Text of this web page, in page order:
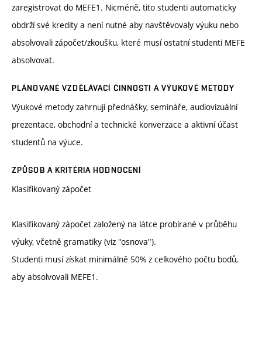
zaregistrovat do MEFE1. Nicméně, tito studenti automaticky
obdrží své kredity a není nutné aby navštěvovaly výuku nebo
absolvovali zápočet/zkoušku, které musí ostatní studenti MEFE
absolvovat.
PLÁNOVANÉ VZDĚLÁVACÍ ČINNOSTI A VÝUKOVÉ METODY
Výukové metody zahrnují přednášky, semináře, audiovizuální
prezentace, obchodní a technické konverzace a aktivní účast
studentů na výuce.
ZPŮSOB A KRITÉRIA HODNOCENÍ
Klasifikovaný zápočet
Klasifikovaný zápočet založený na látce probírané v průběhu
výuky, včetně gramatiky (viz "osnova").
Studenti musí získat minimálně 50% z celkového počtu bodů,
aby absolvovali MEFE1.